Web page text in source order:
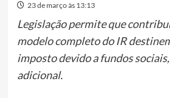
23 de março às 13:13
Legislação permite que
modelo completo do IR
imposto devido a fundos
adicional.